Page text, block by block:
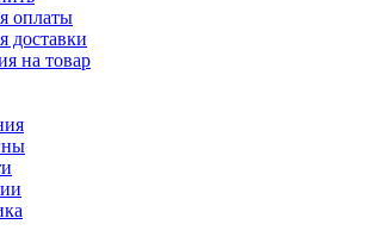
оплаты
доставки
на товар